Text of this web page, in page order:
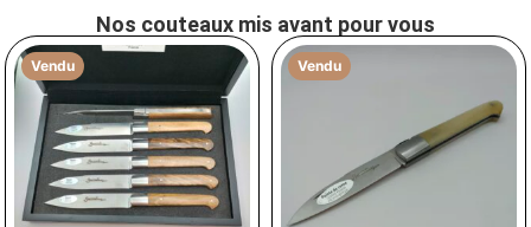
Nos couteaux mis avant pour vous
Vendu Vendu